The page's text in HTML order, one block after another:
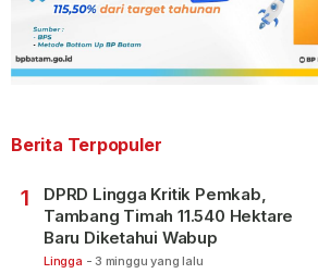
Berita Terpopuler
1
DPRD Lingga Kritik Pemkab,
Tambang Timah 11.540 Hektare
Baru Diketahui Wabup
Lingga - 3 minggu yang lalu